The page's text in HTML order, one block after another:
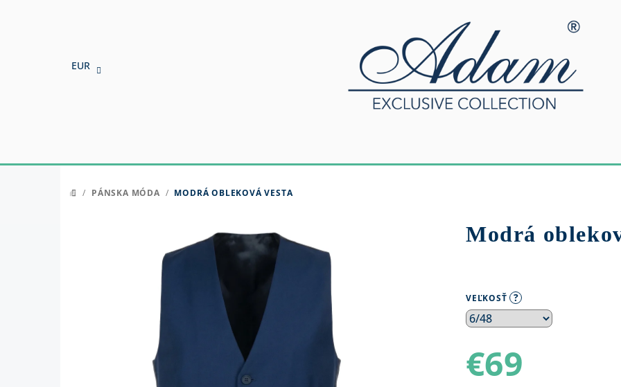
EUR
DOMOV
/ PÁNSKA MÓDA / MODRÁ OBLEKOVÁ VESTA
Modrá
VEĽKOSŤ ?
€69